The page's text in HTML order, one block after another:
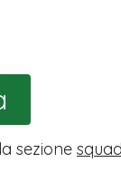
sezione